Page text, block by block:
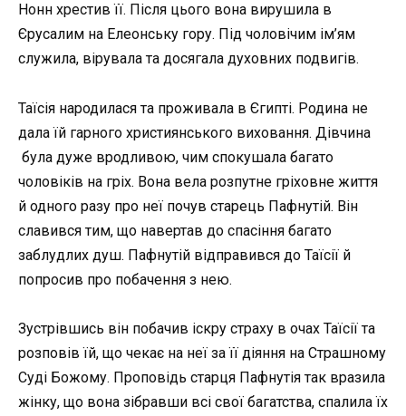
Нонн хрестив її. Після цього вона вирушила в
Єрусалим на Елеонську гору. Під чоловічим ім’ям
служила, вірувала та досягала духовних подвигів.
Таїсія народилася та проживала в Єгипті. Родина не
дала їй гарного християнського виховання. Дівчина
була дуже вродливою, чим спокушала багато
чоловіків на гріх. Вона вела розпутне гріховне життя
й одного разу про неї почув старець Пафнутій. Він
славився тим, що навертав до спасіння багато
заблудлих душ. Пафнутій відправився до Таїсії й
попросив про побачення з нею.
Зустрівшись він побачив іскру страху в очах Таїсії та
розповів їй, що чекає на неї за її діяння на Страшному
Суді Божому. Проповідь старця Пафнутія так вразила
жінку, що вона зібравши всі свої багатства, спалила їх